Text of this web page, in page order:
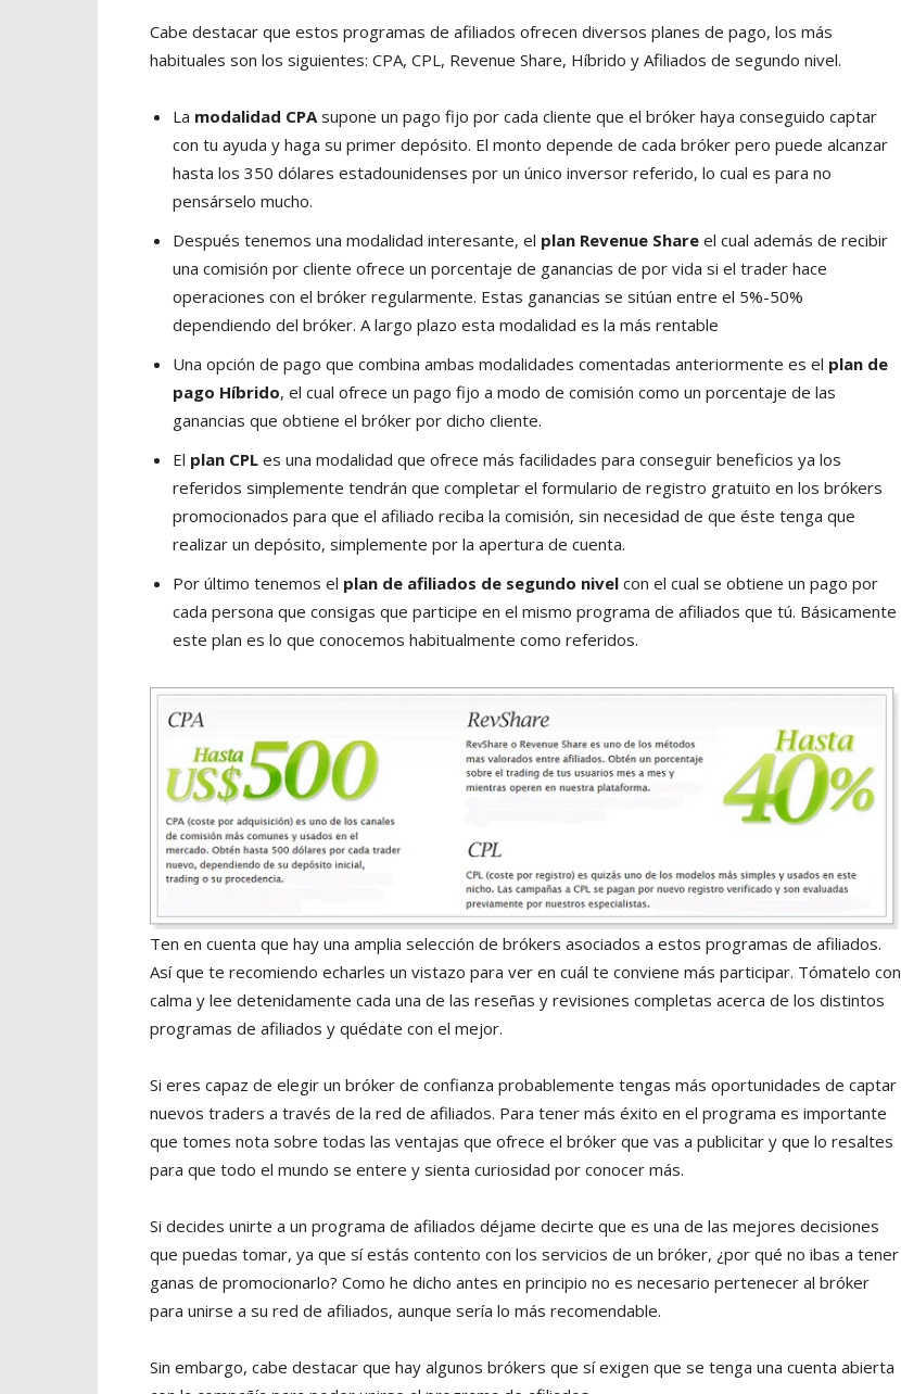
Cabe destacar que estos programas de afiliados ofrecen diversos planes de pago, los más
habituales son los siguientes: CPA, CPL, Revenue Share, Híbrido y Afiliados de segundo nivel.
La modalidad CPAsupone un pago fijo por cada cliente que el bróker haya conseguido captar
con tu ayuda y haga su primer depósito. El monto depende de cada bróker pero puede alcanzar
hasta los 350 dólares estadounidenses por un único inversor referido, lo cual es para no
pensárselo mucho.
Después tenemos una modalidad interesante, el plan Revenue Share el cual además de recibir
una comisión por cliente ofrece un porcentaje de ganancias de por vida si el trader hace
operaciones con el bróker regularmente. Estas ganancias se sitúan entre el 5%-50%
dependiendo del bróker. A largo plazo esta modalidad es la más rentable
Una opción de pago que combina ambas modalidades comentadas anteriormente es el plan de
pago Híbrido, el cual ofrece un pago fijo a modo de comisión como un porcentaje de las
ganancias que obtiene el bróker por dicho cliente.
El plan CPL es una modalidad que ofrece más facilidades para conseguir beneficios ya los
referidos simplemente tendrán que completar el formulario de registro gratuito en los brókers
promocionados para que el afiliado reciba la comisión, sin necesidad de que éste tenga que
realizar un depósito, simplemente por la apertura de cuenta.
Por último tenemos el plan de afiliados de segundo nivel con el cual se obtiene un pago por
cada persona que consigas que participe en el mismo programa de afiliados que tú. Básicamente
este plan es lo que conocemos habitualmente como referidos.
Ten en cuenta que hay una amplia selección de brókers asociados a estos programas de afiliados.
Así que te recomiendo echarles un vistazo para ver en cuál te conviene más participar. Tómatelo con
calma y lee detenidamente cada una de las reseñas y revisiones completas acerca de los distintos
programas de afiliados y quédate con el mejor.
Si eres capaz de elegir un bróker de confianza probablemente tengas más oportunidades de captar
nuevos traders a través de la red de afiliados. Para tener más éxito en el programa es importante
que tomes nota sobre todas las ventajas que ofrece el bróker que vas a publicitar y que lo resaltes
para que todo el mundo se entere y sienta curiosidad por conocer más.
Si decides unirte a un programa de afiliados déjame decirte que es una de las mejores decisiones
que puedas tomar, ya que sí estás contento con los servicios de un bróker, ¿por qué no ibas a tener
ganas de promocionarlo? Como he dicho antes en principio no es necesario pertenecer al bróker
para unirse a su red de afiliados, aunque sería lo más recomendable.
Sin embargo, cabe destacar que hay algunos brókers que sí exigen que se tenga una cuenta abierta